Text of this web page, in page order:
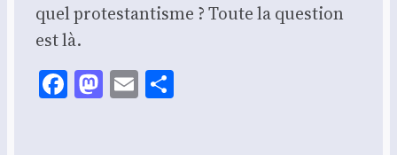
quel pro­tes­tan­tisme ? Toute la ques­tion
est là.
Facebook
Mastodon
Email